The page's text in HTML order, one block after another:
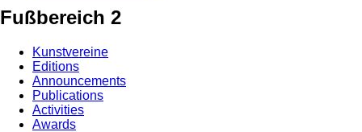
Fußbereich 2
Kunstvereine
Editions
Announcements
Publications
Activities
Awards